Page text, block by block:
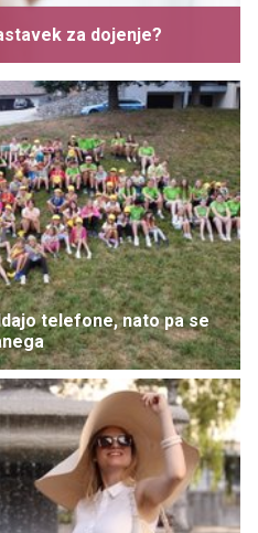
za dojenje?
telefone, nato pa se